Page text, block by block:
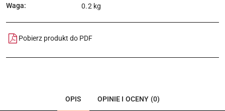
Waga: 0.2 kg
Pobierz produkt do PDF
OPIS OPINIE I OCENY (0)